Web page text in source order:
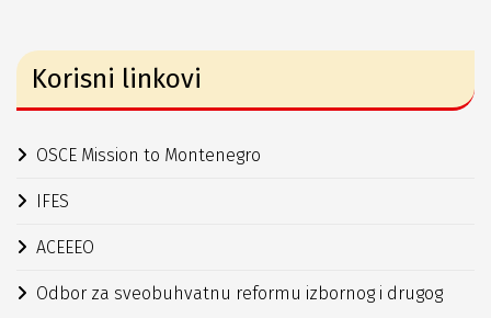
Korisni linkovi
OSCE Mission to Montenegro
IFES
ACEEEO
Odbor za sveobuhvatnu reformu izbornog i drugog